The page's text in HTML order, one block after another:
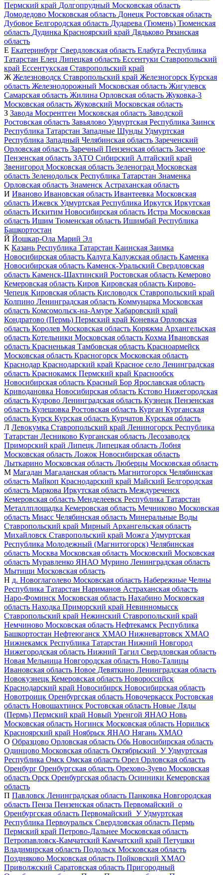
Пермский край Долгопрудный Московская область
Домодедово Московская область Донецк Ростовская область
Дубовое Белгородская область Дударева (Тюмень) Тюменская
область Дудинка Красноярский край Дядьково Рязанская
область
Е Екатеринбург Свердловская область Елабуга Республика
Татарстан Елец Липецкая область Ессентуки Ставропольский
край Ессентукская Ставропольский край
Ж Железноводск Ставропольский край Железногорск Курская
область Железнодорожный Московская область Жигулевск
Самарская область Жилина Орловская область Жуковка-3
Московская область Жуковский Московская область
З Завода Мосрентген Московская область Заводской
Ростовская область Завьялово Удмуртская Республика Заинск
Республика Татарстан Западные Шунды Удмуртская
Республика Западный Челябинская область Зареченский
Орловская область Заречный Пензенская область Засечное
Пензенская область ЗАТО Сибирский Алтайский край
Звенигород Московская область Зеленоград Московская
область Зеленодольск Республика Татарстан Знаменка
Орловская область Знаменск Астраханская область
И Иваново Ивановская область Ивантеевка Московская
область Ижевск Удмуртская Республика Иркутск Иркутская
область Искитим Новосибирская область Истра Московская
область Ишим Тюменская область Ишимбай Республика
Башкортостан
Й Йошкар-Ола Марий Эл
К Казань Республика Татарстан Каинская Заимка
Новосибирская область Калуга Калужская область Каменка
Новосибирская область Каменск-Уральский Свердловская
область Каменск-Шахтинский Ростовская область Кемерово
Кемеровская область Киров Кировская область Кирово-
Чепецк Кировская область Кисловодск Ставропольский край
Колпино Ленинградская область Коммунарка Московская
область Комсомольск-на-Амуре Хабаровский край
Кондратово (Пермь) Пермский край Коневка Орловская
область Королев Московская область Коряжма Архангельская
область Котельники Московская область Кохма Ивановская
область Красненькая Тамбовская область Красноармейск
Московская область Красногорск Московская область
Краснодар Краснодарский край Красное село Ленинградская
область Краснокамск Пермский край Краснообск
Новосибирская область Красный Бор Ярославская область
Криводановка Новосибирская область Кстово Нижегородская
область Кудрово Ленинградская область Кузнецк Пензенская
область Кулешовка Ростовская область Курган Курганская
область Курск Курская область Курчатов Курская область
Л Левокумка Ставропольский край Лениногорск Республика
Татарстан Лесниково Курганская область Лесозаводск
Приморский край Липецк Липецкая область Лобня
Московская область Ложок Новосибирская область
Лыткарино Московская область Люберцы Московская область
М Магадан Магаданская область Магнитогорск Челябинская
область Майкоп Краснодарский край Майский Белгородская
область Маркова Иркутская область Междуреченск
Кемеровская область Менделеевск Республика Татарстан
Металлплощадка Кемеровская область Мечниково Московская
область Миасс Челябинская область Минеральные Воды
Ставропольский край Мирный Архангельская область
Михайловск Ставропольский край Можга Удмуртская
Республика Молодежный (Магнитогорск) Челябинская
область Москва Московская область Московский Московская
область Муравленко ЯНАО Мурино Ленинградская область
Мытищи Московская область
Н д. Новоглаголево Московская область Набережные Челны
Республика Татарстан Нариманов Астраханская область
Наро-Фоминск Московская область Нахабино Московская
область Находка Приморский край Невинномысск
Ставропольский край Нежинский Ставропольский край
Немчиново Московская область Нефтекамск Республика
Башкортостан Нефтеюганск ХМАО Нижневартовск ХМАО
Нижнекамск Республика Татарстан Нижний Новгород
Нижегородская область Нижний Тагил Свердловская область
Новая Мельница Новгородская область Ново-Талицы
Ивановская область Новое Девяткино Ленинградская область
Новокузнецк Кемеровская область Новороссийск
Краснодарский край Новосибирск Новосибирская область
Новотроицк Оренбургская область Новочеркасск Ростовская
область Новошахтинск Ростовская область Новые Ляды
(Пермь) Пермский край Новый Уренгой ЯНАО Новь
Московская область Ногинск Московская область Норильск
Красноярский край Ноябрьск ЯНАО Нягань ХМАО
О Образцово Орловская область Обь Новосибирская область
Одинцово Московская область Октябрьский_У Удмуртская
Республика Омск Омская область Орел Орловская область
Оренбург Оренбургская область Орехово-Зуево Московская
область Орск Оренбургская область Осинники Кемеровская
область
П Павловск Ленинградская область Панковка Новгородская
область Пенза Пензенская область Первомайский_о
Оренбургская область Первомайский_У Удмуртская
Республика Первоуральск Свердловская область Пермь
Пермский край Петрово-Дальнее Московская область
Петропавловск-Камчатский Камчатский край Петушки
Владимирская область Подольск Московская область
Поздняково Московская область Пойковский ХМАО
Приволжский Саратовская область Пригородный